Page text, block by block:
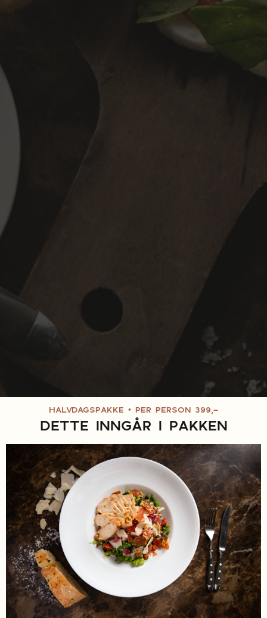
HALVDAGSPAKKE • PER PERSON 399,-
DETTE INNGÅR I PAKKEN